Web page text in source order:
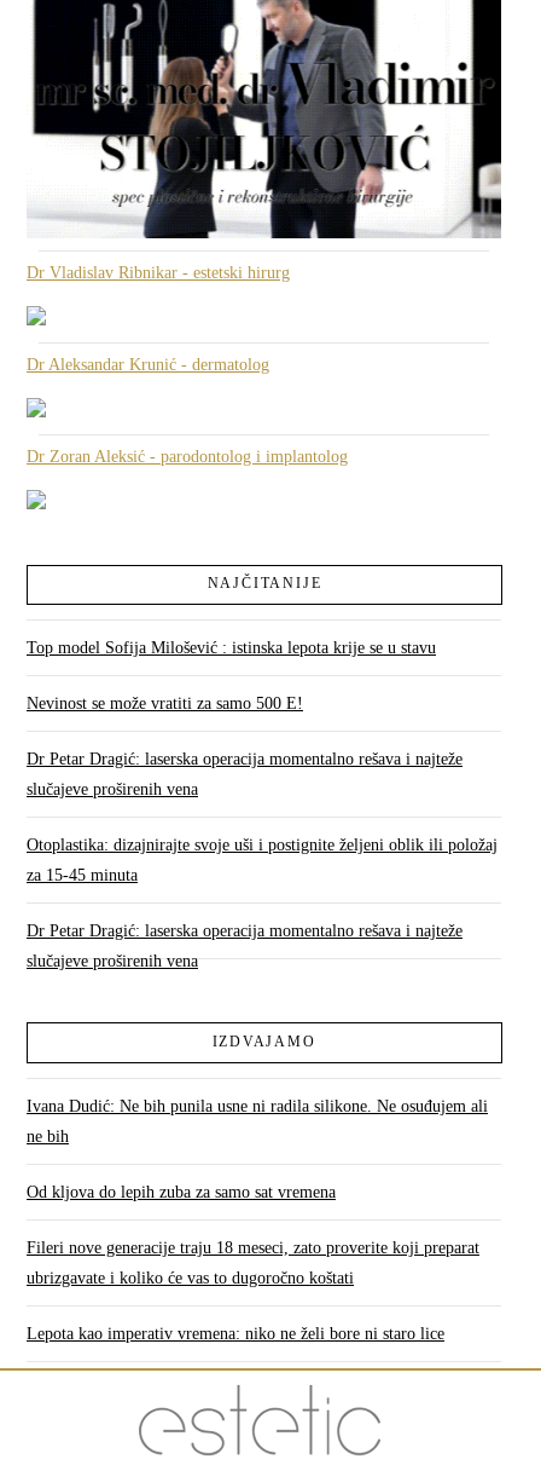
Dr Vladislav Ribnikar - estetski hirurg
Dr Aleksandar Krunić - dermatolog
Dr Zoran Aleksić - parodontolog i implantolog
NAJČITANIJE
Top model Sofija Milošević : istinska lepota krije se u stavu
Nevinost se može vratiti za samo 500 E!
Dr Petar Dragić: laserska operacija momentalno rešava i najteže
slučajeve proširenih vena
Otoplastika: dizajnirajte svoje uši i postignite željeni oblik ili položaj
za 15-45 minuta
Dr Petar Dragić: laserska operacija momentalno rešava i najteže
slučajeve proširenih vena
IZDVAJAMO
Ivana Dudić: Ne bih punila usne ni radila silikone. Ne osuđujem ali
ne bih
Od kljova do lepih zuba za samo sat vremena
Fileri nove generacije traju 18 meseci, zato proverite koji preparat
ubrizgavate i koliko će vas to dugoročno koštati
Lepota kao imperativ vremena: niko ne želi bore ni staro lice